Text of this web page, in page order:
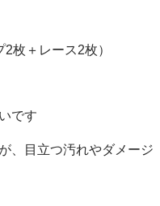
枚＋レース2枚）
です
、目立つ汚れやダメージ